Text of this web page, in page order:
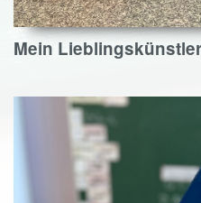
Mein